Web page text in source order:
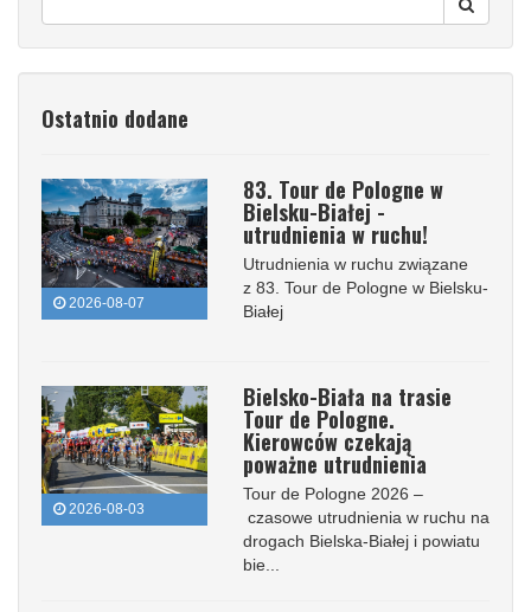
Ostatnio dodane
2026-08-07
83. Tour de Pologne w
Bielsku-Białej -
utrudnienia w ruchu!
Utrudnienia w ruchu związane
z 83. Tour de Pologne w Bielsku-
Białej
2026-08-03
Bielsko-Biała na trasie
Tour de Pologne.
Kierowców czekają
poważne utrudnienia
Tour de Pologne 2026 –
czasowe utrudnienia w ruchu na
drogach Bielska-Białej i powiatu
bie...